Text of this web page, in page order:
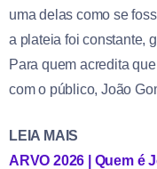
uma delas como se
a plateia foi constante,
Para quem acredita
com o público, João
LEIA MAIS
ARVO 2026 | Quem é